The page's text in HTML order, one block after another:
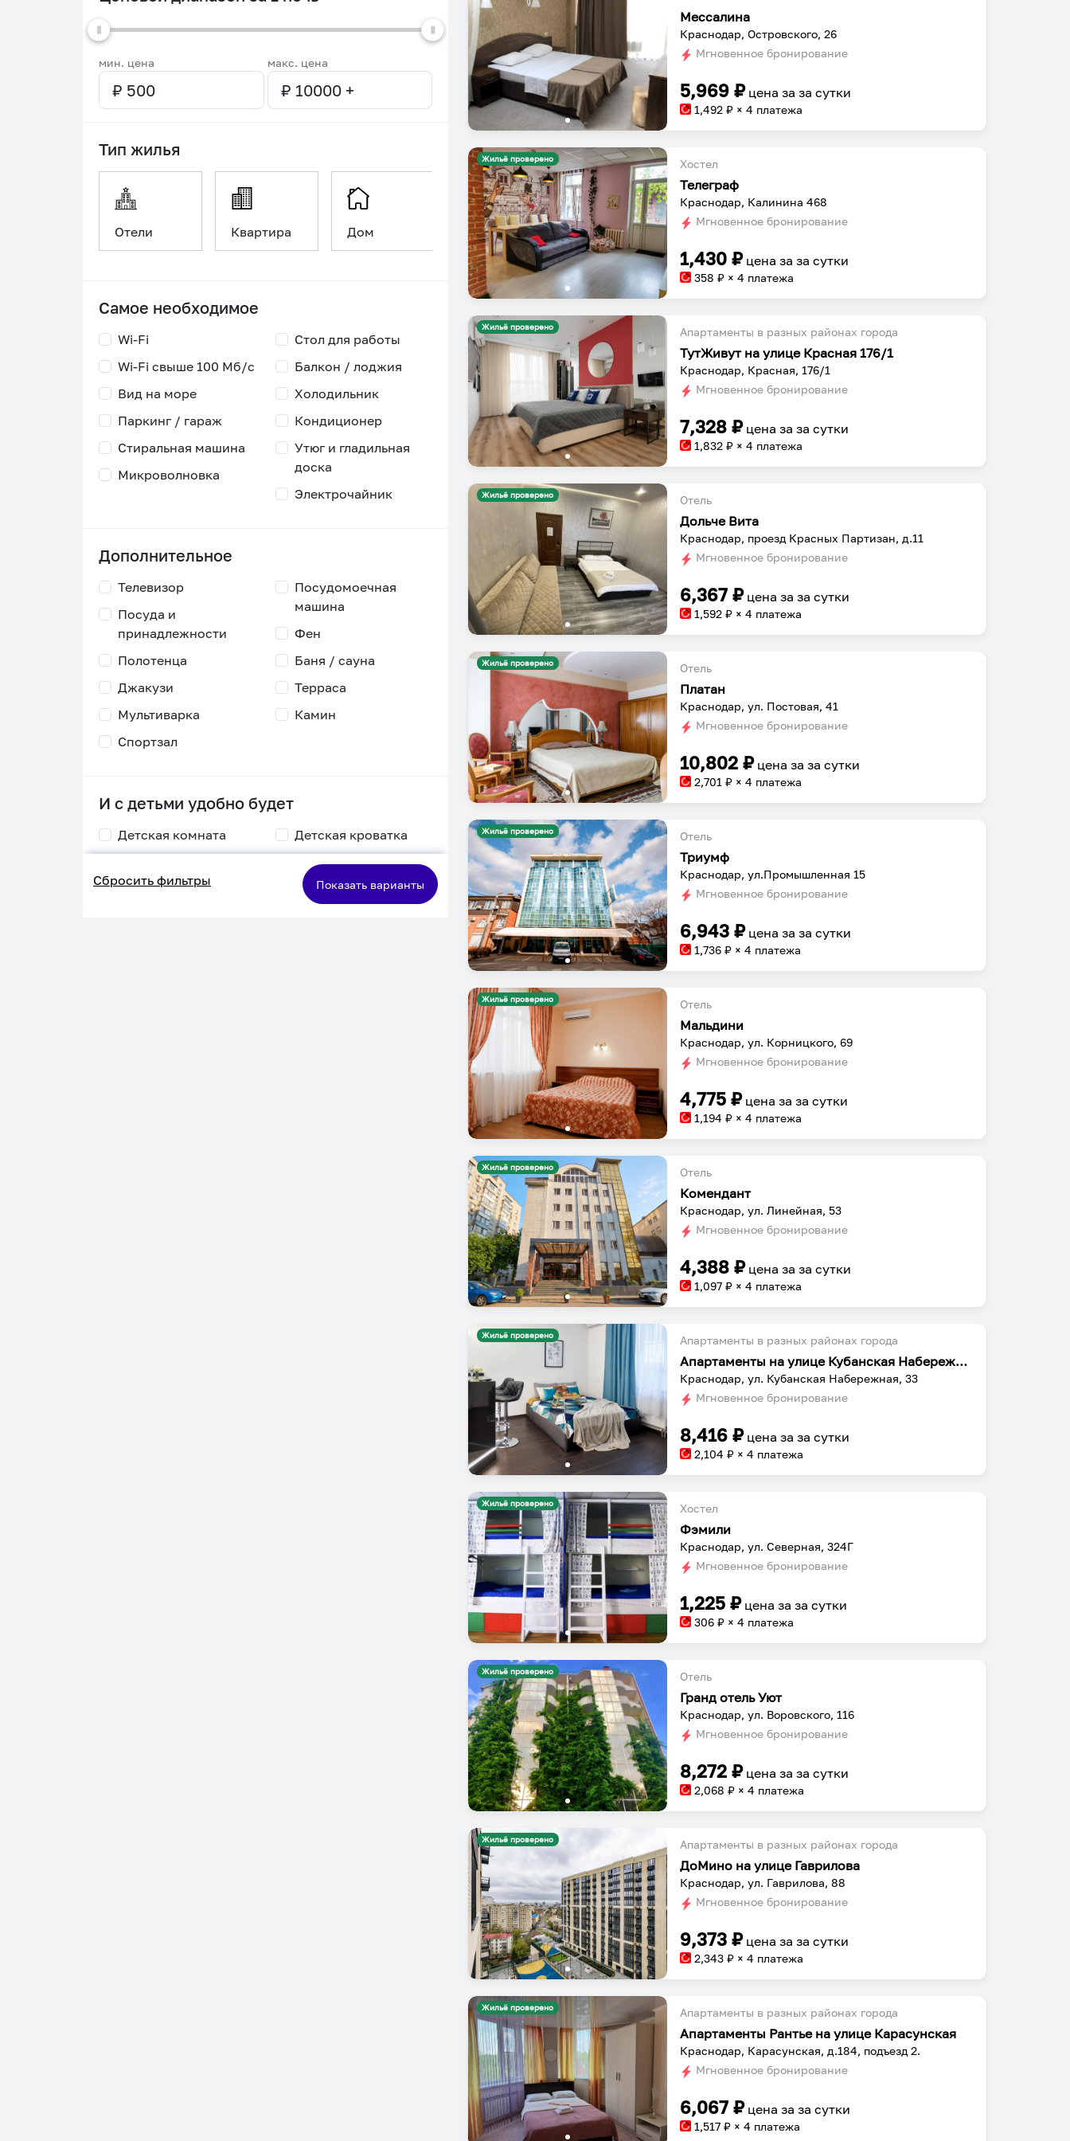
мин. цена макс. цена
Тип жилья
Отели Квартира Дом Уникальное
Самое необходимое
Wi-Fi
Wi-Fi свыше 100 Мб/с
Стол для работы
Балкон / лоджия
Вид на море
Паркинг / гараж
Холодильник
Кондиционер
Стиральная машина
Микроволновка
Утюг и гладильная
доска
Электрочайник
Дополнительное
Телевизор
Посуда и
принадлежности
Посудомоечная
машина
Фен
Полотенца
Джакузи
Баня / сауна
Терраса
Мультиварка
Спортзал
Камин
И с детьми удобно будет
Детская комната
кормления
Детская кроватка
Двухъярусная
кровать
Сбросить фильтры Показать варианты
Мессалина
Краснодар, Островского, 26
Мгновенное бронирование
5,969 ₽ цена заза сутки
1,492 ₽ × 4 платежа
Жильё проверено Хостел
Телеграф
Краснодар, Калинина 468
Мгновенное бронирование
1,430 ₽ цена заза сутки
358 ₽ × 4 платежа
Жильё проверено Апартаменты в разных районах города
ТутЖивут на улице Красная 176/1
Краснодар, Красная, 176/1
Мгновенное бронирование
7,328 ₽ цена заза сутки
1,832 ₽ × 4 платежа
Жильё проверено Отель
Дольче Вита
Краснодар, проезд Красных Партизан, д.11
Мгновенное бронирование
6,367 ₽ цена заза сутки
1,592 ₽ × 4 платежа
Жильё проверено Отель
Платан
Краснодар, ул. Постовая, 41
Мгновенное бронирование
10,802 ₽ цена заза сутки
2,701 ₽ × 4 платежа
Жильё проверено Отель
Триумф
Краснодар, ул.Промышленная 15
Мгновенное бронирование
6,943 ₽ цена заза сутки
1,736 ₽ × 4 платежа
Жильё проверено Отель
Мальдини
Краснодар, ул. Корницкого, 69
Мгновенное бронирование
4,775 ₽ цена заза сутки
1,194 ₽ × 4 платежа
Жильё проверено Отель
Комендант
Краснодар, ул. Линейная, 53
Мгновенное бронирование
4,388 ₽ цена заза сутки
1,097 ₽ × 4 платежа
Жильё проверено Апартаменты в разных районах города
Апартаменты на улице Кубанская Набережная 33
Краснодар, ул. Кубанская Набережная, 33
Мгновенное бронирование
8,416 ₽ цена заза сутки
2,104 ₽ × 4 платежа
Жильё проверено Хостел
Фэмили
Краснодар, ул. Северная, 324Г
Мгновенное бронирование
1,225 ₽ цена заза сутки
306 ₽ × 4 платежа
Жильё проверено Отель
Гранд отель Уют
Краснодар, ул. Воровского, 116
Мгновенное бронирование
8,272 ₽ цена заза сутки
2,068 ₽ × 4 платежа
Жильё проверено Апартаменты в разных районах города
ДоМино на улице Гаврилова
Краснодар, ул. Гаврилова, 88
Мгновенное бронирование
9,373 ₽ цена заза сутки
2,343 ₽ × 4 платежа
Жильё проверено Апартаменты в разных районах города
Апартаменты Рантье на улице Карасунская
Краснодар, Карасунская, д.184, подъезд 2.
Мгновенное бронирование
6,067 ₽ цена заза сутки
1,517 ₽ × 4 платежа